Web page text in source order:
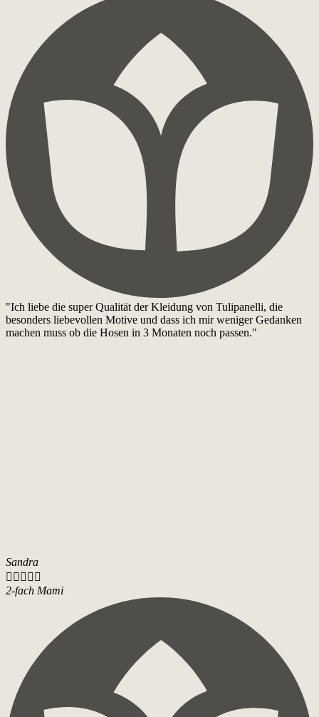
"Ich liebe die super Qualität der Kleidung von Tulipanelli, die
besonders liebevollen Motive und dass ich mir weniger Gedanken
machen muss ob die Hosen in 3 Monaten noch passen."
Sandra
    
2-fach Mami